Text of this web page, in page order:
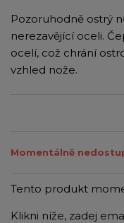
Pozoruhodně ostrý
nerezavějící oceli.
ocelí, což chrání
vzhled nože.
Momentálně
Tento produkt
Klikni níže, zadej